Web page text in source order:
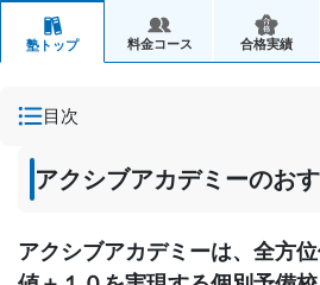
塾トップ 料金コース 合格実績
目次
アクシブアカデミーのお
アクシブアカデミーは、全方